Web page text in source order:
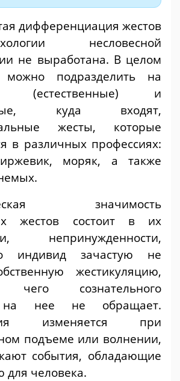
дифференциация жестов
несловесной
не выработана. В целом
подразделить на
(естественные) и
куда входят,
жесты, которые
в различных профессиях:
моряк, а также
значимость
жестов состоит в их
непринужденности,
индивид зачастую не
жестикуляцию,
чего сознательного
на нее не обращает.
изменяется при
подъеме или волнении,
события, обладающие
для человека.